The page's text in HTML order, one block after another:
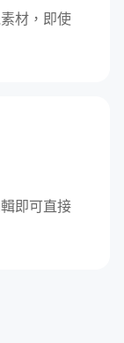
材，即使
即可直接